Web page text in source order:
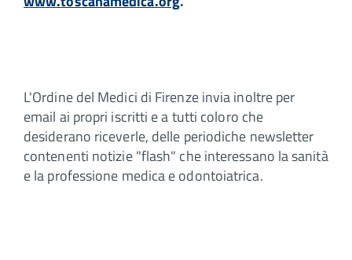
L'Ordine del Medici di Firenze invia inoltre per
email ai propri iscritti e a tutti coloro che
desiderano riceverle, delle periodiche newsletter
contenenti notizie "flash" che interessano la sanità
e la professione medica e odontoiatrica.